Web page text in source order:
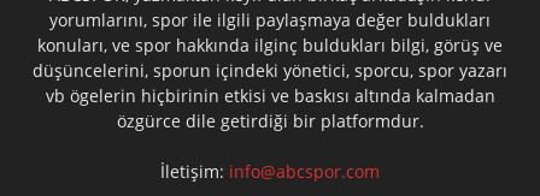
yorumlarını, spor ile ilgili paylaşmaya değer buldukları
konuları, ve spor hakkında ilginç buldukları bilgi, görüş ve
düşüncelerini, sporun içindeki yönetici, sporcu, spor yazarı
vb ögelerin hiçbirinin etkisi ve baskısı altında kalmadan
özgürce dile getirdiği bir platformdur.
İletişim: info@abcspor.com